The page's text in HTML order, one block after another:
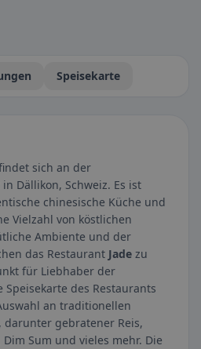
Speisekarte
sich an der
Dällikon, Schweiz. Es ist
chinesische Küche und
Vielzahl von köstlichen
Ambiente und der
das Restaurant Jade zu
für Liebhaber der
Speisekarte des Restaurants
an traditionellen
darunter gebratener Reis,
Sum und vieles mehr. Die